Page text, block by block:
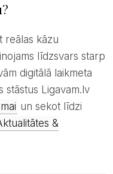
līdzsvars starp
digitālā laikmeta
stāstus Ligavam.lv
un sekot līdzi
&